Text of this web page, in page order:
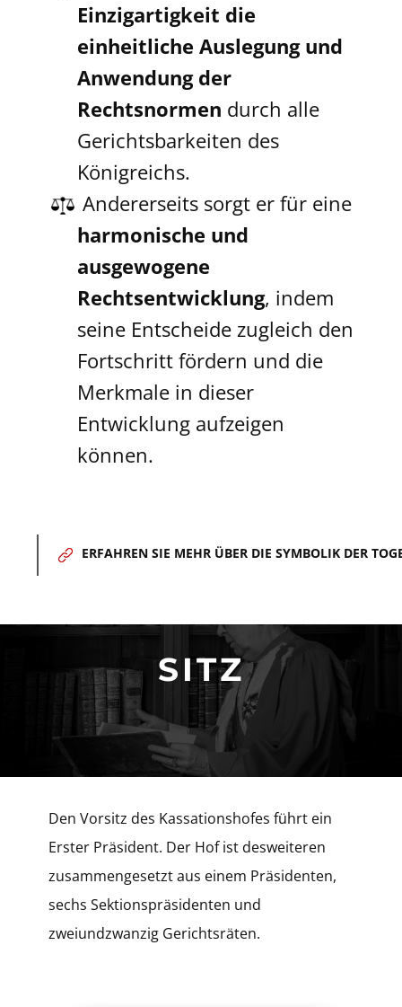
Einzigartigkeit die
einheitliche Auslegung und
Anwendung der
Rechtsnormen durch alle
Gerichtsbarkeiten des
Königreichs.
​Andererseits sorgt er für eine
harmonische und
ausgewogene
Rechtsentwicklung, indem
seine Entscheide zugleich den
Fortschritt fördern und die
Merkmale in dieser
Entwicklung aufzeigen
können.
ERFAHREN SIE MEHR ÜBER DIE SYMBOLIK DER
​SITZ
​Den Vorsitz des Kassationshofes führt ein
Erster Präsident. Der Hof ist desweiteren
zusammengesetzt aus einem Präsidenten,
sechs Sektionspräsidenten und
zweiundzwanzig Gerichtsräten.